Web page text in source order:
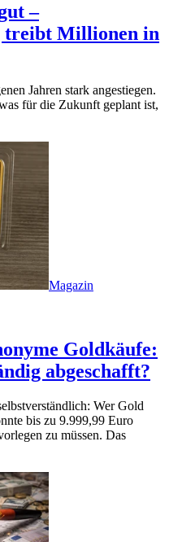
–
treibt Millionen in
Jahren stark angestiegen.
für die Zukunft geplant ist,
Magazin
Goldkäufe:
abgeschafft?
Wer Gold
bis zu 9.999,99 Euro
zu müssen. Das